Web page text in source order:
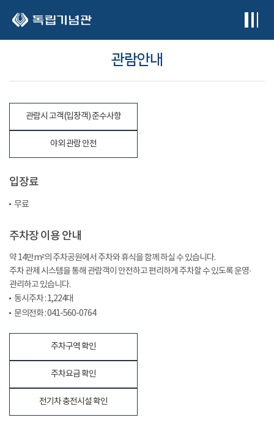
관람안내
관람시 고객(입장객) 준수사항
야외 관람 안전
입장료
무료
주차장 이용 안내
약 14만m²의 주차공원에서 주차와 휴식을 함께 하실 수 있습니다.
주차 관제 시스템을 통해 관람객이 안전하고 편리하게 주차할 수 있도록 운영·
관리하고 있습니다.
동시주차 : 1,224대
문의전화 : 041-560-0764
주차구역 확인
주차요금 확인
전기차 충전시설 확인